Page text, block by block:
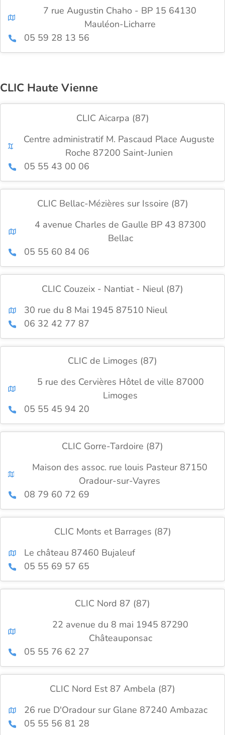
7 rue Augustin Chaho - BP 15 64130
Mauléon-Licharre
05 59 28 13 56
CLIC Haute Vienne
CLIC Aicarpa (87)
Centre administratif M. Pascaud Place Auguste
Roche 87200 Saint-Junien
05 55 43 00 06
CLIC Bellac-Mézières sur Issoire (87)
4 avenue Charles de Gaulle BP 43 87300
Bellac
05 55 60 84 06
CLIC Couzeix - Nantiat - Nieul (87)
30 rue du 8 Mai 1945 87510 Nieul
06 32 42 77 87
CLIC de Limoges (87)
5 rue des Cervières Hôtel de ville 87000
Limoges
05 55 45 94 20
CLIC Gorre-Tardoire (87)
Maison des assoc. rue louis Pasteur 87150
Oradour-sur-Vayres
08 79 60 72 69
CLIC Monts et Barrages (87)
Le château 87460 Bujaleuf
05 55 69 57 65
CLIC Nord 87 (87)
22 avenue du 8 mai 1945 87290
Châteauponsac
05 55 76 62 27
CLIC Nord Est 87 Ambela (87)
26 rue D'Oradour sur Glane 87240 Ambazac
05 55 56 81 28